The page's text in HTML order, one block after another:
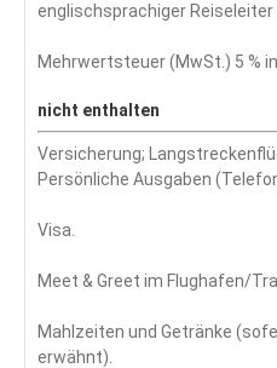
englischsprachiger Reiseleiter
Mehrwertsteuer (MwSt.) 5 % in
nicht enthalten
Versicherung;
Persönliche Ausgaben
Visa.
Meet & Greet im Flughafen/
Mahlzeiten und Getränke
erwähnt).